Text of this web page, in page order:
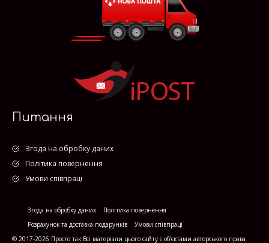
Питання
Згода на обробку даних
Політика повернення
Умови співпраці
Згода на обробку даних
Політика повернення
Розрахунок та доставка подарунків
Умови співпраці
© 2017-2026 Просто так Всі матеріали цього сайту є об'єктами авторського права